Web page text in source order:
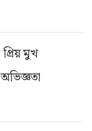
প্রিয় মুখ
অভিজ্ঞতা